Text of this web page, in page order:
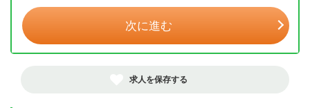
次に進む
求人を保存する